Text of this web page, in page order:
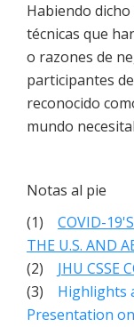
Habiendo
técnicas que
o razones de
participantes
reconocido
mundo
Notas al pie
(1) COVID-
THE U.S. AND
(2) JHU CSSE
(3) Highlights
Presentation